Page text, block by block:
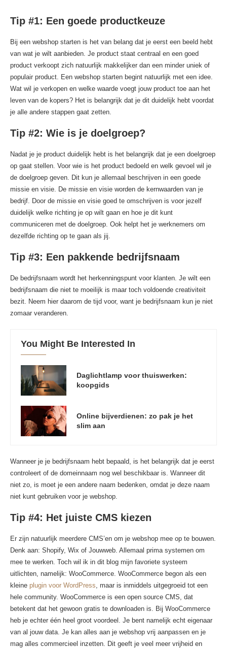
Tip #1: Een goede productkeuze
Bij een webshop starten is het van belang dat je eerst een beeld hebt
van wat je wilt aanbieden. Je product staat centraal en een goed
product verkoopt zich natuurlijk makkelijker dan een minder uniek of
populair product. Een webshop starten begint natuurlijk met een idee.
Wat wil je verkopen en welke waarde voegt jouw product toe aan het
leven van de kopers? Het is belangrijk dat je dit duidelijk hebt voordat
je alle andere stappen gaat zetten.
Tip #2: Wie is je doelgroep?
Nadat je je product duidelijk hebt is het belangrijk dat je een doelgroep
op gaat stellen. Voor wie is het product bedoeld en welk gevoel wil je
de doelgroep geven. Dit kun je allemaal beschrijven in een goede
missie en visie. De missie en visie worden de kernwaarden van je
bedrijf. Door de missie en visie goed te omschrijven is voor jezelf
duidelijk welke richting je op wilt gaan en hoe je dit kunt
communiceren met de doelgroep. Ook helpt het je werknemers om
dezelfde richting op te gaan als jij.
Tip #3: Een pakkende bedrijfsnaam
De bedrijfsnaam wordt het herkenningspunt voor klanten. Je wilt een
bedrijfsnaam die niet te moeilijk is maar toch voldoende creativiteit
bezit. Neem hier daarom de tijd voor, want je bedrijfsnaam kun je niet
zomaar veranderen.
You Might Be Interested In
Daglichtlamp voor thuiswerken:
koopgids
Online bijverdienen: zo pak je het
slim aan
Wanneer je je bedrijfsnaam hebt bepaald, is het belangrijk dat je eerst
controleert of de domeinnaam nog wel beschikbaar is. Wanneer dit
niet zo, is moet je een andere naam bedenken, omdat je deze naam
niet kunt gebruiken voor je webshop.
Tip #4: Het juiste CMS kiezen
Er zijn natuurlijk meerdere CMS’en om je webshop mee op te bouwen.
Denk aan: Shopify, Wix of Jouwweb. Allemaal prima systemen om
mee te werken. Toch wil ik in dit blog mijn favoriete systeem
uitlichten, namelijk: WooCommerce. WooCommerce begon als een
kleine plugin voor WordPress , maar is inmiddels uitgegroeid tot een
hele community. WooCommerce is een open source CMS, dat
betekent dat het gewoon gratis te downloaden is. Bij WooCommerce
heb je echter één heel groot voordeel. Je bent namelijk echt eigenaar
van al jouw data. Je kan alles aan je webshop vrij aanpassen en je
mag alles commercieel inzetten. Dit geeft je veel meer vrijheid en